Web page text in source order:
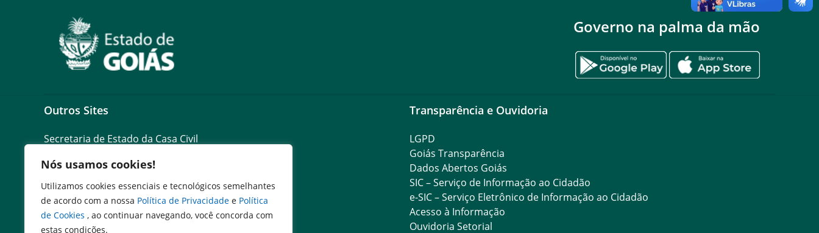
Nós usamos cookies!
Utilizamos cookies essenciais e tecnológicos semelhantes
de acordo com a nossa Política de Privacidade e Política
de Cookies , ao continuar navegando, você concorda com
estas condições.
Governo na palma da mão
Outros Sites
Secretaria de Estado da Casa Civil
Assembléia Legislativa do Estado de Goiás
Transparência e Ouvidoria
LGPD
Goiás Transparência
Dados Abertos Goiás
SIC – Serviço de Informação ao Cidadão
e-SIC – Serviço Eletrônico de Informação ao Cidadão
Acesso à Informação
Ouvidoria Setorial